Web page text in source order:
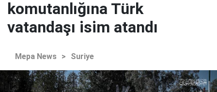
komutanlığına Türk
vatandaşı isim atandı
Mepa News > Suriye